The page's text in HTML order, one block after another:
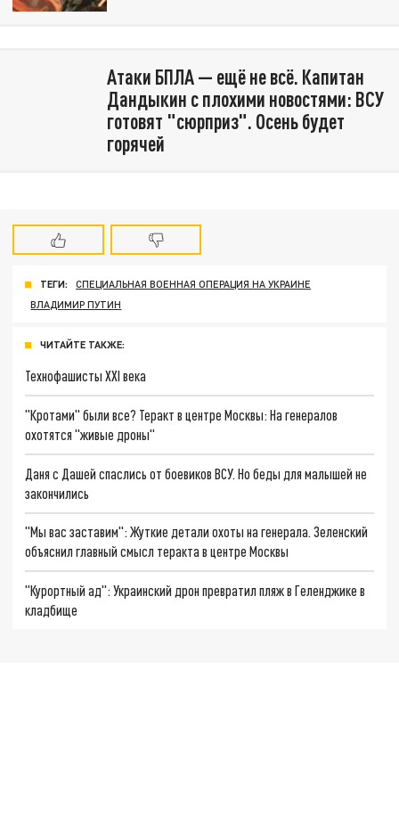
Атаки БПЛА — ещё не всё. Капитан
Дандыкин с плохими новостями: ВСУ
готовят "сюрприз". Осень будет
горячей
ТЕГИ:
СПЕЦИАЛЬНАЯ ВОЕННАЯ ОПЕРАЦИЯ НА УКРАИНЕ
ВЛАДИМИР ПУТИН
ЧИТАЙТЕ ТАКЖЕ:
Технофашисты XXI века
"Кротами" были все? Теракт в центре Москвы: На генералов
охотятся "живые дроны"
Даня с Дашей спаслись от боевиков ВСУ. Но беды для малышей не
закончились
"Мы вас заставим": Жуткие детали охоты на генерала. Зеленский
объяснил главный смысл теракта в центре Москвы
"Курортный ад": Украинский дрон превратил пляж в Геленджике в
кладбище